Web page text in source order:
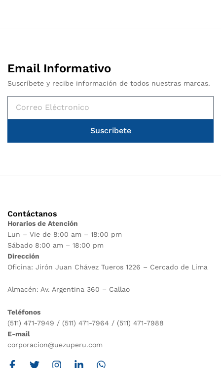
Email Informativo
Suscríbete y recibe información de todos nuestras marcas.
Suscribete
Contáctanos
Horarios de Atención
Lun – Vie de 8:00 am – 18:00 pm
Sábado 8:00 am – 18:00 pm
Dirección
Oficina: Jirón Juan Chávez Tueros 1226 – Cercado de Lima
Almacén: Av. Argentina 360 – Callao
Teléfonos
(511) 471-7949 / (511) 471-7964 / (511) 471-7988
E-mail
corporacion@uezuperu.com